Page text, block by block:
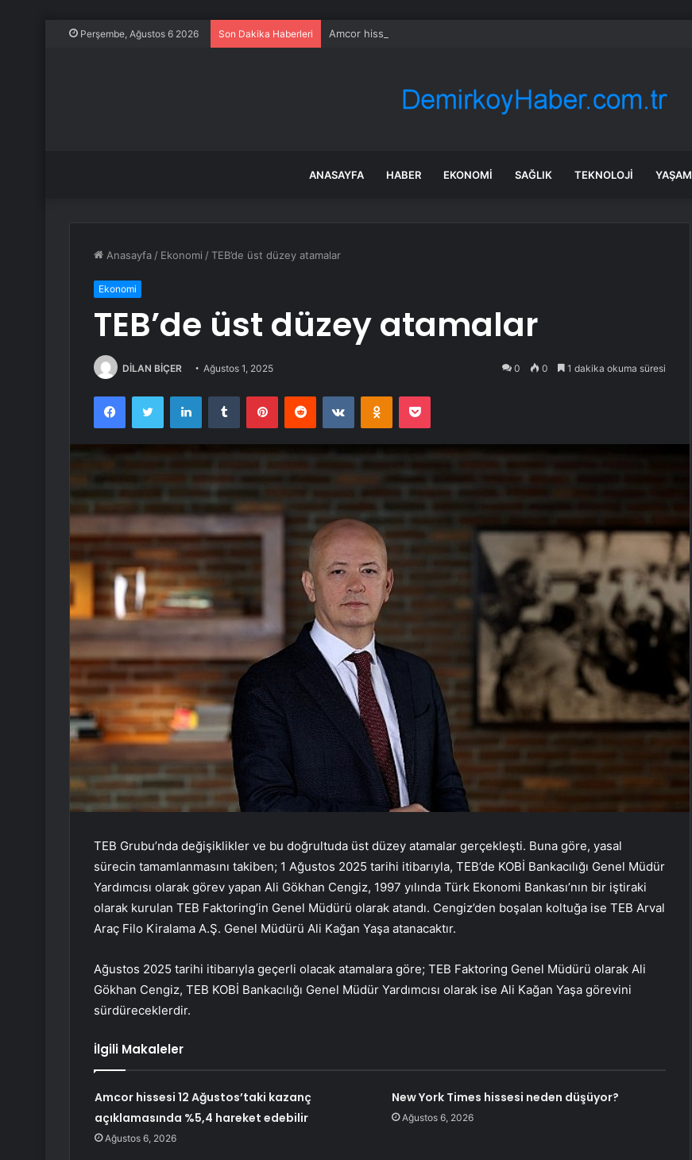
Perşembe, Ağustos 6 2026 Son Dakika Haberleri Amcor hissesi 12 Ağustos’taki kazanç açıklamasında %5,4 hareket edebilir
ANASAYFA HABER EKONOMI SAĞLIK TEKNOLOJI YAŞAM
Anasayfa / Ekonomi /TEB’de üst düzey atamalar
Ekonomi
TEB’de üst düzey atamalar
DİLAN BİÇER Ağustos 1, 2025 0 0 1 dakika okuma süresi
FacebookTwitter LinkedInTumblr PinterestReddit VKontakteOdnoklassniki
Pocket
TEB Grubu’nda değişiklikler ve bu doğrultuda üst düzey atamalar gerçekleşti. Buna göre, yasal
sürecin tamamlanmasını takiben; 1 Ağustos 2025 tarihi itibarıyla, TEB’de KOBİ Bankacılığı Genel Müdür
Yardımcısı olarak görev yapan Ali Gökhan Cengiz, 1997 yılında Türk Ekonomi Bankası’nın bir iştiraki
olarak kurulan TEB Faktoring’in Genel Müdürü olarak atandı. Cengiz’den boşalan koltuğa ise TEB Arval
Araç Filo Kiralama A.Ş. Genel Müdürü Ali Kağan Yaşa atanacaktır.
Ağustos 2025 tarihi itibarıyla geçerli olacak atamalara göre; TEB Faktoring Genel Müdürü olarak Ali
Gökhan Cengiz, TEB KOBİ Bankacılığı Genel Müdür Yardımcısı olarak ise Ali Kağan Yaşa görevini
sürdüreceklerdir.
İlgili Makaleler
Amcor hissesi 12 Ağustos’taki kazanç
açıklamasında %5,4 hareket edebilir
Ağustos 6, 2026
New York Times hissesi neden düşüyor?
Ağustos 6, 2026